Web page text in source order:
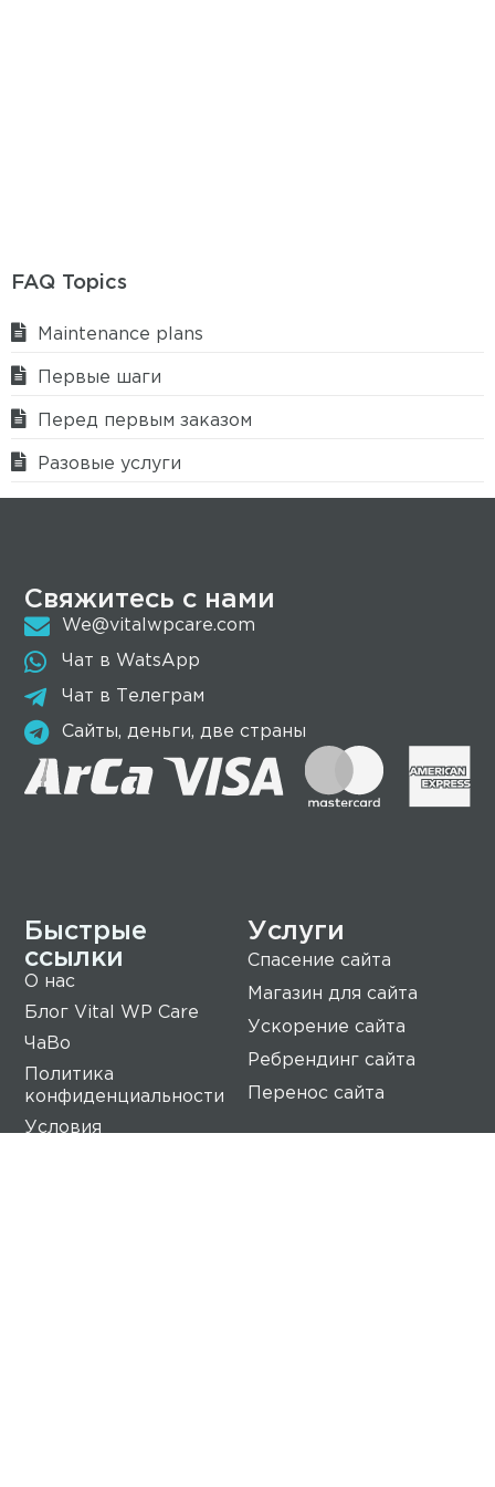
FAQ Topics
Maintenance plans
Первые шаги
Перед первым заказом
Разовые услуги
Услуги
Спасение сайта
Магазин для сайта
Ускорение сайта
Ребрендинг сайта
Перенос сайта
Быстрые
ссылки
О нас
Блог Vital WP Care
ЧаВо
Политика
конфиденциальности
Условия
Свяжитесь с нами
We@vitalwpcare.com
Чат в WatsApp
Чат в Телеграм
Сайты, деньги, две страны